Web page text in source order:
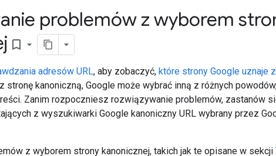
problemów z wyborem
bookmark_border
adresów URL, aby zobaczyć, które strony Google uznaje
stronę kanoniczną, Google może wybrać inną z różnych
Zanim rozpoczniesz rozwiązywanie problemów, zastanów
z wyszukiwarki Google kanoniczny URL wybrany przez
z wyborem strony kanonicznej, takich jak te opisane w sekcji